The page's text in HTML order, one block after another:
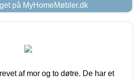
på MyHomeMøbler.dk
af mor og to døtre. De har et